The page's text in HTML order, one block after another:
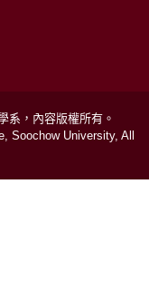
系，內容版權所有。
Soochow University, All